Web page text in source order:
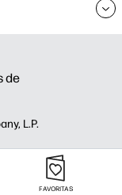
de
L.P.
FAVORITAS